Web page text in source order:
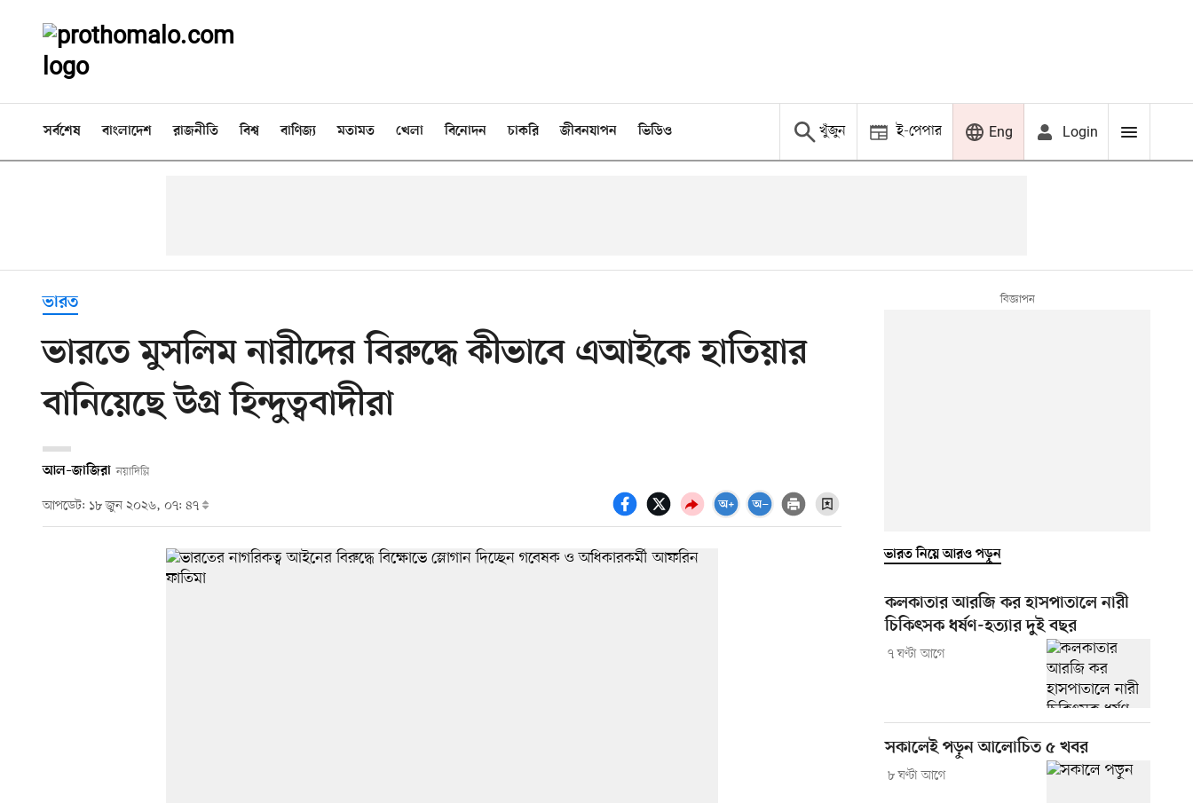
সর্বশেষ বাংলাদেশ রাজনীতি বিশ্ব বাণিজ্য মতামত খেলা বিনোদন চাকরি জীবনযাপন ভিডিও খুঁজুন ই-পেপার Eng Login
ভারত
ভারতে মুসলিম নারীদের বিরুদ্ধে কীভাবে এআইকে হাতিয়ার
বানিয়েছে উগ্র হিন্দুত্ববাদীরা
আল–জাজিরা নয়াদিল্লি
আপডেট: ১৮ জুন ২০২৬, ০৭: ৪৭
ভারত নিয়ে আরও পড়ুন
কলকাতার আরজি কর হাসপাতালে নারী
চিকিৎসক ধর্ষণ-হত্যার দুই বছর
৭ ঘণ্টা আগে
সকালেই পড়ুন আলোচিত ৫ খবর
৮ ঘণ্টা আগে